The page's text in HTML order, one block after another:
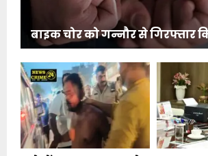
बाइक चोर को गन्नौर से गिरफ्तार